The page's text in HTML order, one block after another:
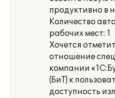
продуктивно в
Количество
рабочих мест: 1
Хочется
отношение
компании
(БиТ) к
доступность